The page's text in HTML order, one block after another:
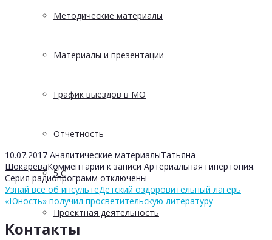
Методические материалы
Материалы и презентации
График выездов в МО
Отчетность
5 С
Проектная деятельность
10.07.2017 Аналитические материалыТатьяна
ШокареваКомментарии к записи Артериальная гипертония.
Серия радиопрограмм отключены
Узнай все об инсультеДетский оздоровительный лагерь
«Юность» получил просветительскую литературу
Контакты